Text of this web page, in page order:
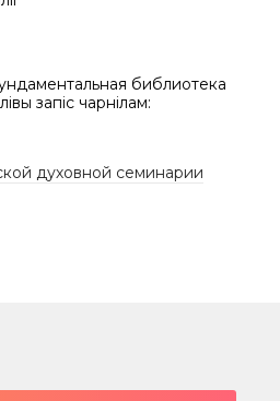
библиотека
запіс чарнілам:
духовной семинарии